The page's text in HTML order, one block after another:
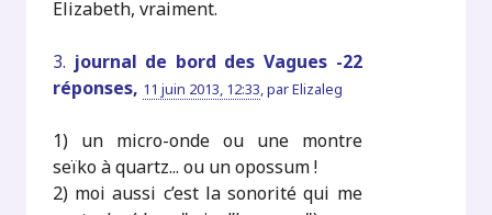
Elizabeth, vraiment.
3. journal de bord des Vagues -22
réponses, 11 juin 2013, 12:33,parElizaleg
1) un micro-onde ou une montre
seïko à quartz... ou un opossum !
2) moi aussi c’est la sonorité qui me